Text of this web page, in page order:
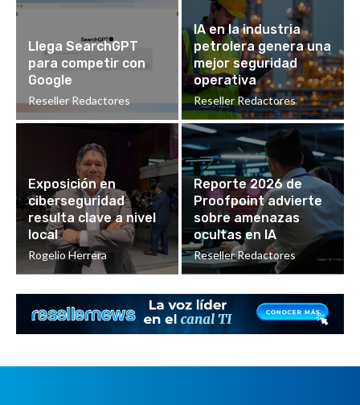
Llega SearchGPT
para competir con
Google
Reseller Redactores
IA en la industria
petrolera genera una
mejor seguridad
operativa
Reseller Redactores
Exposición en
ciberseguridad
resulta clave a nivel
local
Rogelio Herrera
Reporte 2026 de
Proofpoint advierte
sobre amenazas
ocultas en IA
Reseller Redactores